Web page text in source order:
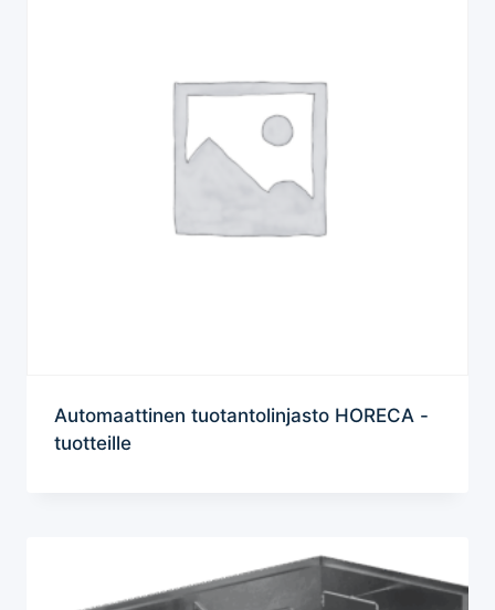
Automaattinen tuotantolinjasto HORECA -
tuotteille